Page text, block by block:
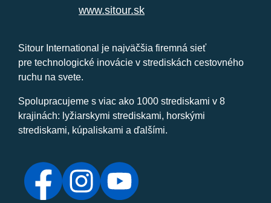
www.sitour.sk
Sitour International je najväčšia firemná sieť
pre technologické inovácie v strediskách cestovného
ruchu na svete.
Spolupracujeme s viac ako 1000 strediskami v 8
krajinách: lyžiarskymi strediskami, horskými
strediskami, kúpaliskami a ďalšími.